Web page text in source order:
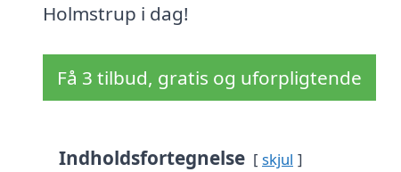
Holmstrup i dag!
Få 3 tilbud, gratis og uforpligtende
Indholdsfortegnelse skjul